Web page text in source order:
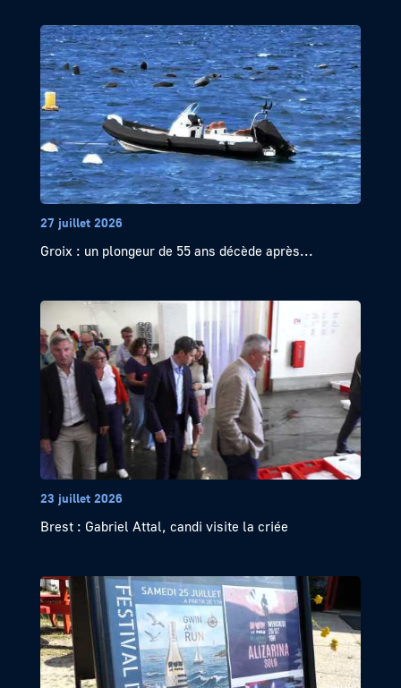
27 juillet 2026
Groix : un plongeur de 55 ans décède après...
23 juillet 2026
Brest : Gabriel Attal, candi visite la criée